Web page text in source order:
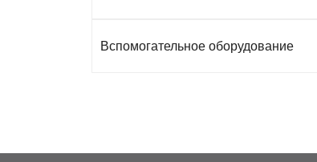
Вспомогательное оборудование